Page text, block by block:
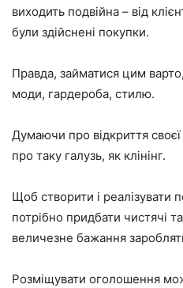
виходить подвійна – від
були здійснені покупки.
Правда, займатися цим
моди, гардероба, стилю.
Думаючи про відкриття
про таку галузь, як клінінг.
Щоб створити і реалізувати
потрібно придбати чистячі
величезне бажання
Розміщувати оголошення